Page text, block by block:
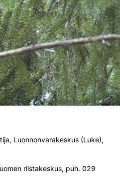
Luonnonvarakeskus (Luke),
riistakeskus, puh. 029